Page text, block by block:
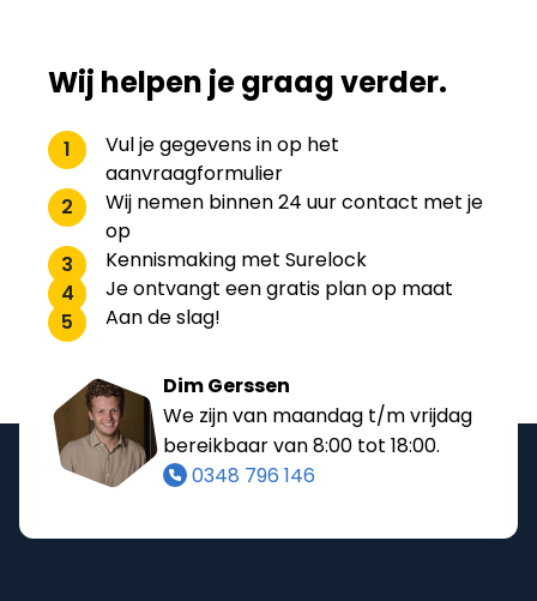
Wij helpen je graag verder.
1
Vul je gegevens in op het
aanvraagformulier
2
Wij nemen binnen 24 uur contact met je
op
3
Kennismaking met Surelock
4
Je ontvangt een gratis plan op maat
5
Aan de slag!
Dim Gerssen
We zijn van maandag t/m vrijdag
bereikbaar van 8:00 tot 18:00.
0348 796 146